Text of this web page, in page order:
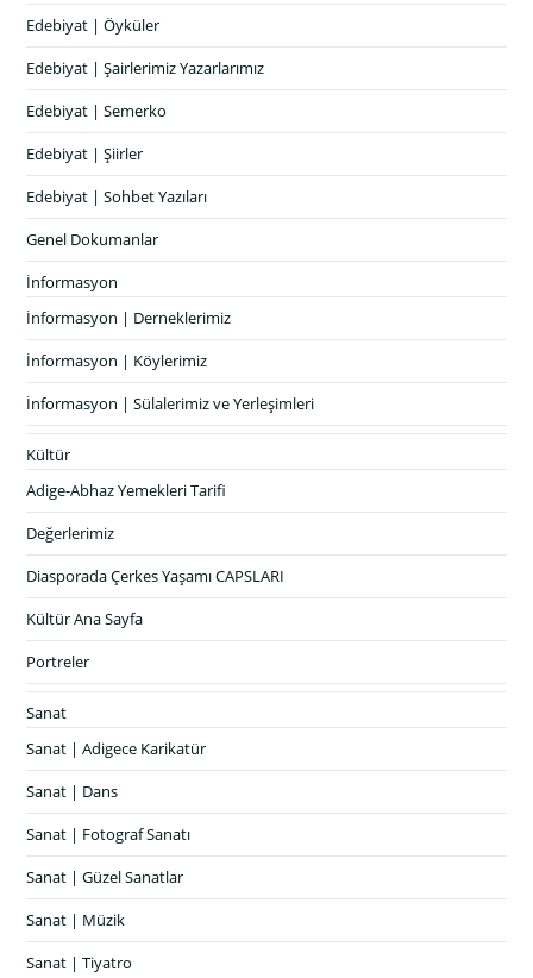
Edebiyat | Öyküler
Edebiyat | Şairlerimiz Yazarlarımız
Edebiyat | Semerko
Edebiyat | Şiirler
Edebiyat | Sohbet Yazıları
Genel Dokumanlar
İnformasyon
İnformasyon | Derneklerimiz
İnformasyon | Köylerimiz
İnformasyon | Sülalerimiz ve Yerleşimleri
Kültür
Adige-Abhaz Yemekleri Tarifi
Değerlerimiz
Diasporada Çerkes Yaşamı CAPSLARI
Kültür Ana Sayfa
Portreler
Sanat
Sanat | Adigece Karikatür
Sanat | Dans
Sanat | Fotograf Sanatı
Sanat | Güzel Sanatlar
Sanat | Müzik
Sanat | Tiyatro